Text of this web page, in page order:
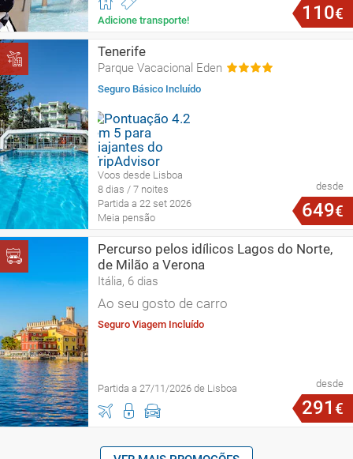
Adicione transporte! 110€
Tenerife
Parque Vacacional Eden
Seguro Básico Incluído
Voos desde Lisboa
8 dias / 7 noites
Partida a 22 set 2026
Meia pensão
desde
649€
Percurso pelos idílicos Lagos do Norte,
de Milão a Verona
Itália, 6 dias
Ao seu gosto de carro
Seguro Viagem Incluído
Partida a 27/11/2026 de Lisboa desde
291 €